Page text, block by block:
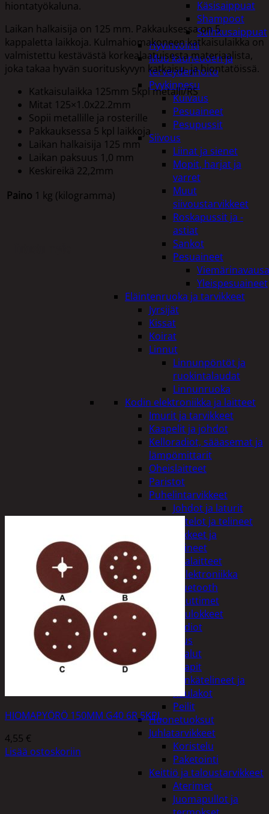
Käsisaippuat
Shampoot
Suihkusaippuat
Hyvinvointi
Muu kauneuden ja
terveydenhoito
Pyykinpesu
Kuivaus
Pesuaineet
Pesupussit
Siivous
Liinat ja sienet
Mopit, harjat ja
varret
Muut
siivoustarvikkeet
Roskapussit ja -
astiat
Sankot
Pesuaineet
Yleispesuaineet
Eläintenruoka ja tarvikkeet
Jyrsijät
Kissat
Koirat
Linnut
Linnunpöntöt ja
ruokintalaudat
Linnunruoka
Kodin elektroniikka ja laitteet
Imurit ja tarvikkeet
Kaapelit ja johdot
Kelloradiot, sääasemat ja
lämpömittarit
Oheislaitteet
Paristot
Puhelintarvikkeet
Johdot ja laturit
Kotelot ja telineet
Tv-tarvikkeet ja
seinätelineet
Varavirtalaitteet
Viihde-elektroniikka
Bluetooth
kaiuttimet
Kuulokkeet
Radiot
Koti ja sisustus
Huonekalut
Kaapit
Kenkätelineet ja
naulakot
Peilit
Huonetuoksut
Juhlatarvikkeet
Koristelu
Paketointi
Keittiö ja taloustarvikkeet
Aterimet
Juomapullot ja
hiontatyökaluna.
Laikan halkaisija on 125 mm. Pakkauksessa on 5
kappaletta laikkoja. Kulmahiomakoneen katkaisulaikka on
valmistettu kestävästä korkealaatuisesta materiaalista,
joka takaa hyvän suorituskyvyn katkaisu- ja hiontatöissä.
Katkaisulaikka 125mm 5kpl metalli/RS
Mitat 125×1.0x22.2mm
Sopii metallille ja rosterille
Pakkauksessa 5 kpl laikkoja
Laikan halkaisija 125 mm
Laikan paksuus 1,0 mm
Keskireikä 22,2mm
Paino 1 kg (kilogramma)
HIOMAPYÖRÖ 150MM G40 6R 5KPL
4,55 €
Lisää ostoskoriin